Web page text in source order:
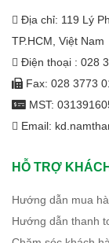
Địa chỉ: 119 Lý
TP.HCM, Việt Nam
Điện thoại : 028
Fax: 028 3773
MST:
Email:
HỖ TRỢ
Hướng dẫn mua
Hướng dẫn thanh